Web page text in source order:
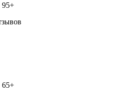
95+
65+